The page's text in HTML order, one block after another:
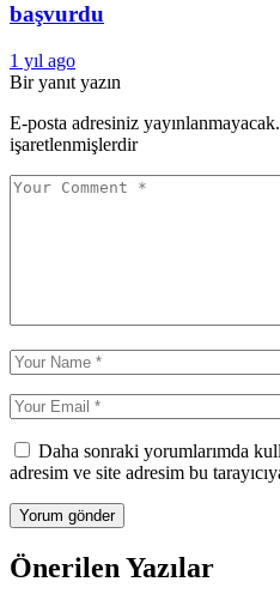
başvurdu
1 yıl ago
Bir yanıt yazın
E-posta adresiniz yayınlanmayacak.
işaretlenmişlerdir
Daha sonraki yorumlarımda
adresim ve site adresim bu
Önerilen Yazılar